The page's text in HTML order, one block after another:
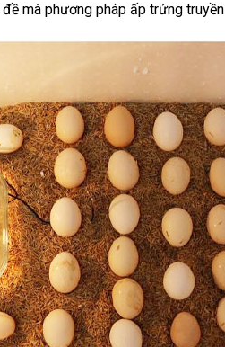
mà phương pháp ấp trứng